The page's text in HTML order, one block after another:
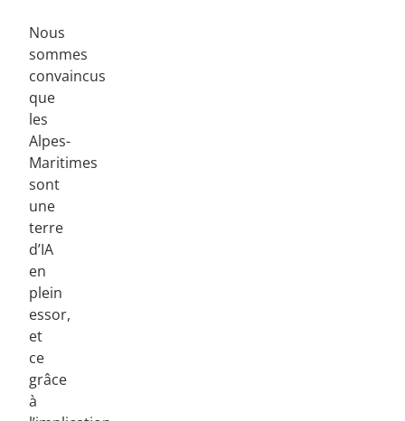
Nous
sommes
convaincus
que
les
Alpes-
Maritimes
sont
une
terre
d’IA
en
plein
essor,
et
ce
grâce
à